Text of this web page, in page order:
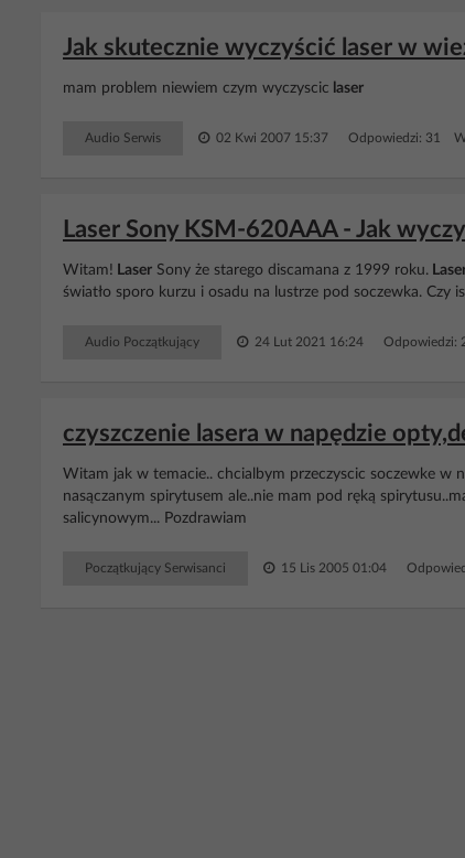
Jak skutecznie wyczyścić laser w
mam problem niewiem czym wyczyscic laser
Audio Serwis 02 Kwi 2007 15:37 Odpowiedzi: 31
Laser Sony KSM-620AAA - Jak
Witam! Laser Sony że starego discamana z 1999 roku.
światło sporo kurzu i osadu na lustrze pod soczewka. Czy
Audio Początkujący 24 Lut 2021 16:24 Odpowiedzi:
czyszczenie lasera w napędzie
Witam jak w temacie.. chcialbym przeczyscic soczewke w
nasączanym spirytusem ale..nie mam pod ręką
salicynowym... Pozdrawiam
Początkujący Serwisanci 15 Lis 2005 01:04